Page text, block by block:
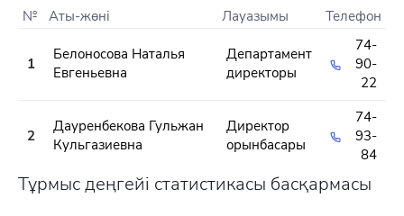
№ Аты-жөні Лауазымы Телефон
1
Белоносова Наталья
Евгеньевна
Департамент
директоры
74-
90-
22
2
Дауренбекова Гульжан
Кульгазиевна
Директор
орынбасары
74-
93-
84
Тұрмыс деңгейі статистикасы басқармасы